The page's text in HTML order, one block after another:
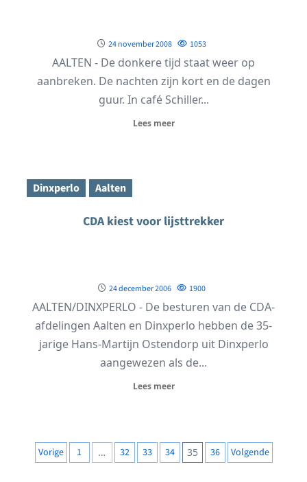
24 november 2008 1053
AALTEN - De donkere tijd staat weer op
aanbreken. De nachten zijn kort en de dagen
guur. In café Schiller...
Lees meer
Dinxperlo Aalten
CDA kiest voor lijsttrekker
24 december 2006 1900
AALTEN/DINXPERLO - De besturen van de CDA-
afdelingen Aalten en Dinxperlo hebben de 35-
jarige Hans-Martijn Ostendorp uit Dinxperlo
aangewezen als de...
Lees meer
Berichten
Vorige 1 … 32 33 34 35 36 Volgende